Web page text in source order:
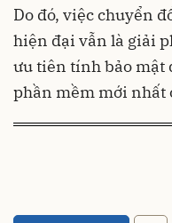
Do đó, việc chuyển
hiện đại vẫn là giải
ưu tiên tính bảo mật
phần mềm mới nhất